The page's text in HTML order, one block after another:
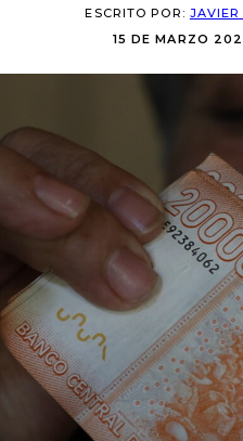
ESCRITO POR: JAVIER
15 DE MARZO